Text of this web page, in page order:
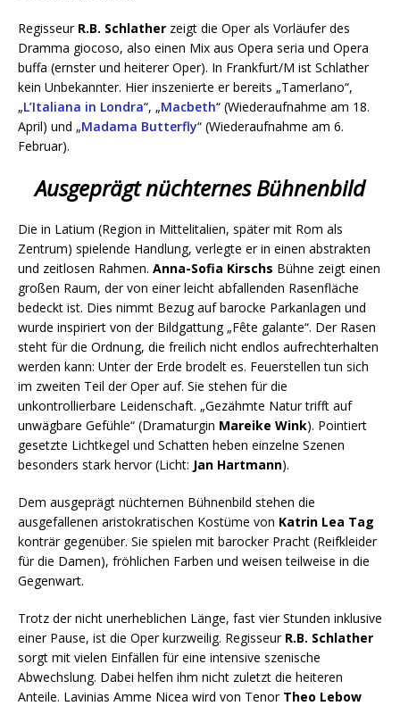
RegisseurR.B. Schlather zeigt die Oper als Vorläufer des
Dramma giocoso, also einen Mix aus Opera seria und Opera
buffa (ernster und heiterer Oper). In Frankfurt/M ist Schlather
kein Unbekannter. Hier inszenierte er bereits „Tamerlano“,
„L’Italiana in Londra“, „Macbeth“ (Wiederaufnahme am 18.
April) und „Madama Butterfly“ (Wiederaufnahme am 6.
Februar).
Ausgeprägt nüchternes Bühnenbild
Die in Latium (Region in Mittelitalien, später mit Rom als
Zentrum) spielende Handlung, verlegte er in einen abstrakten
und zeitlosen Rahmen. Anna-Sofia Kirschs Bühne zeigt einen
großen Raum, der von einer leicht abfallenden Rasenfläche
bedeckt ist. Dies nimmt Bezug auf barocke Parkanlagen und
wurde inspiriert von der Bildgattung „Fête galante“. Der Rasen
steht für die Ordnung, die freilich nicht endlos aufrechterhalten
werden kann: Unter der Erde brodelt es. Feuerstellen tun sich
im zweiten Teil der Oper auf. Sie stehen für die
unkontrollierbare Leidenschaft. „Gezähmte Natur trifft auf
unwägbare Gefühle“ (Dramaturgin Mareike Wink). Pointiert
gesetzte Lichtkegel und Schatten heben einzelne Szenen
besonders stark hervor (Licht: Jan Hartmann).
Dem ausgeprägt nüchternen Bühnenbild stehen die
ausgefallenen aristokratischen Kostüme von Katrin Lea Tag
konträr gegenüber. Sie spielen mit barocker Pracht (Reifkleider
für die Damen), fröhlichen Farben und weisen teilweise in die
Gegenwart.
Trotz der nicht unerheblichen Länge, fast vier Stunden inklusive
einer Pause, ist die Oper kurzweilig. Regisseur R.B. Schlather
sorgt mit vielen Einfällen für eine intensive szenische
Abwechslung. Dabei helfen ihm nicht zuletzt die heiteren
Anteile. Lavinias Amme Nicea wird von Tenor Theo Lebow